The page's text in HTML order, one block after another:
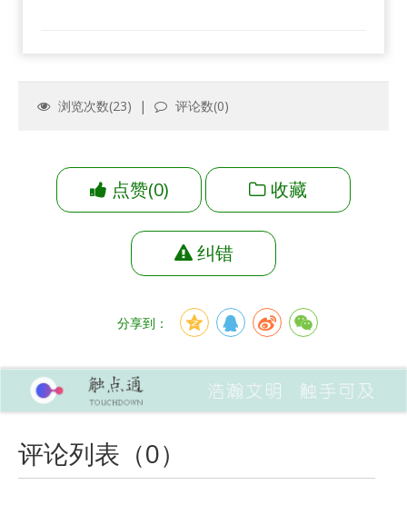
浏览次数(23) | 评论数(0)
点赞(0) 收藏
纠错
分享到：
评论列表（0）